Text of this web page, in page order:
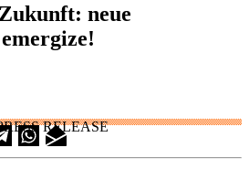
neue
RELEASE